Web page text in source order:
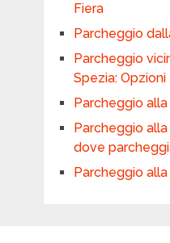
Fiera
Parcheggio
Parcheggio
Spezia:
Parcheggio
Parcheggio
dove
Parcheggio